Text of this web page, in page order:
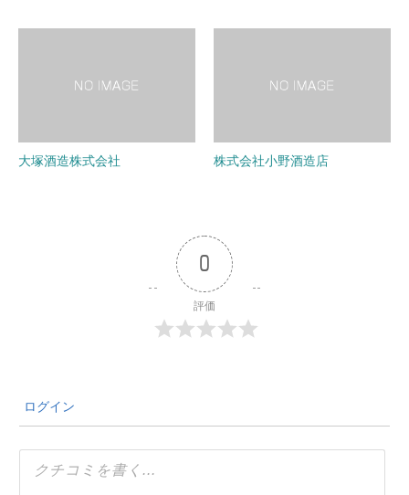
大塚酒造株式会社 株式会社小野酒造店
0
評価
ログイン